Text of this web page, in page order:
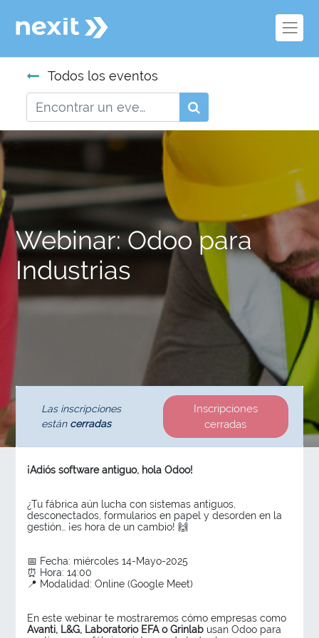
Todos los eventos
Webinar: Odoo para
Industrias
Las inscripciones
están cerradas
Inscripciones
cerradas
¡Adiós software antiguo, hola Odoo!
¿Tu fábrica aún lucha con sistemas antiguos,
desconectados, formularios en papel y desorden en la
gestión… ¡es hora de un cambio! 🙌
📅 Fecha: miércoles 14-Mayo-2025
⏰ Hora: 14:00
📍 Modalidad: Online (Google Meet)
En este webinar te mostraremos cómo empresas como
Avanti, L&G, Laboratorio EFA o Grinlab usan Odoo para